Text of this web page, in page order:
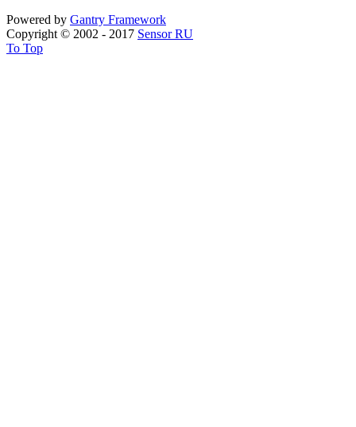
Powered by Gantry Framework
Copyright © 2002 - 2017 Sensor RU
To Top